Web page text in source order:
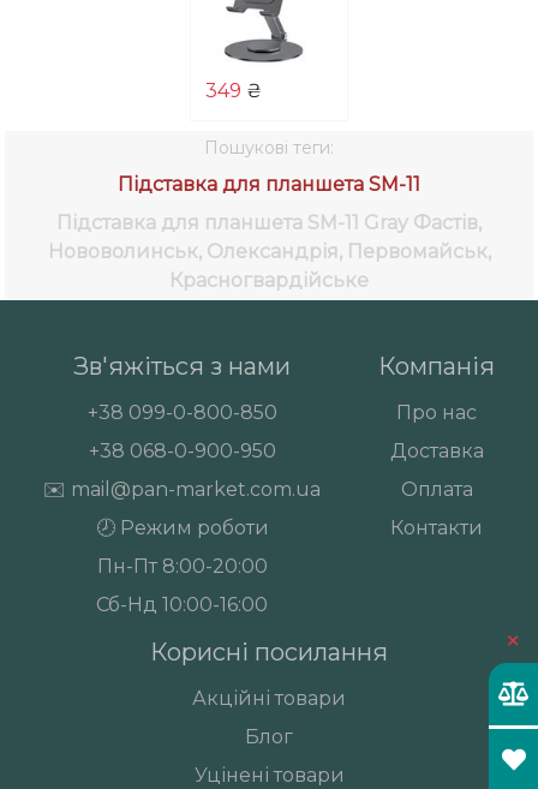
×
349 ₴
Пошукові теги:
Підставка для планшета SM-11
Підставка для планшета SM-11 Gray Фастів,
Нововолинськ, Олександрія, Первомайськ,
Красногвардійське
Зв'яжіться з нами
+38 099-0-800-850
+38 068-0-900-950
✉️ mail@pan-market.com.ua
🕗 Режим роботи
Пн-Пт 8:00-20:00
Сб-Нд 10:00-16:00
Компанія
Про нас
Доставка
Оплата
Контакти
Корисні посилання
Акційні товари
Блог
Уцінені товари